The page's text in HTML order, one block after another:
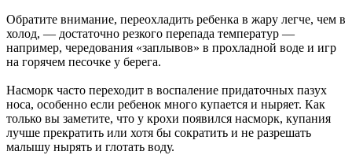
Обратите внимание, переохладить ребенка в жару легче, чем в
холод, — достаточно резкого перепада температур —
например, чередования «заплывов» в прохладной воде и игр
на горячем песочке у берега.
Насморк часто переходит в воспаление придаточных пазух
носа, особенно если ребенок много купается и ныряет. Как
только вы заметите, что у крохи появился насморк, купания
лучше прекратить или хотя бы сократить и не разрешать
малышу нырять и глотать воду.